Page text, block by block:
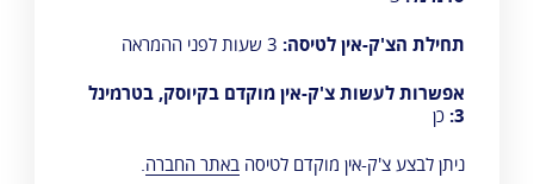
תחילת הצ'ק-אין לטיסה:
אפשרות לעשות צ'ק-אין מוקדם בקיוסק, בטרמינל
3: כן
ניתן לבצע צ'ק-אין מוקדם לטיסה באתר החברה